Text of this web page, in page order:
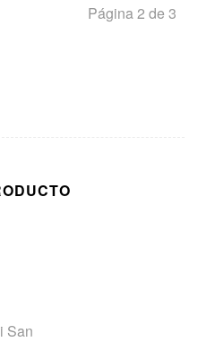
Página 2 de 3
San